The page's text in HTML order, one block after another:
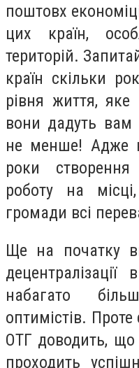
поштовх
цих країн,
територій.
країн скільки
рівня життя,
вони дадуть вам
не менше! Адже
роки створення
роботу на
громади всі
Ще на початку
набагато
оптимістів.
ОТГ доводить, що
проходить